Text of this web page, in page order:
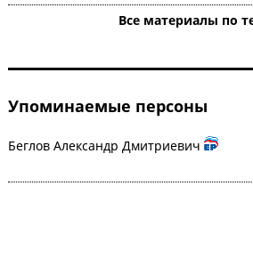
Все материалы по
Упоминаемые персоны
Беглов Александр Дмитриевич